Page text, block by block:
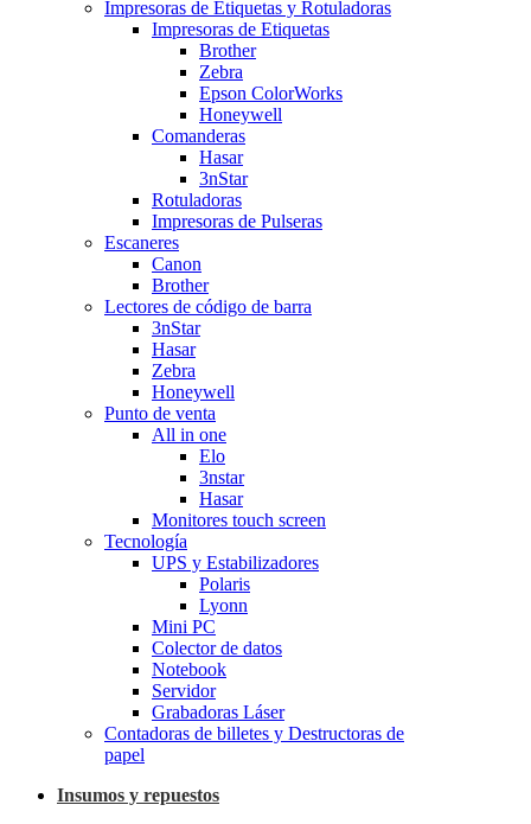
Impresoras de Etiquetas y Rotuladoras
Impresoras de Etiquetas
Brother
Zebra
Epson ColorWorks
Honeywell
Comanderas
Hasar
3nStar
Rotuladoras
Impresoras de Pulseras
Escaneres
Canon
Brother
Lectores de código de barra
3nStar
Hasar
Zebra
Honeywell
Punto de venta
All in one
Elo
3nstar
Hasar
Monitores touch screen
Tecnología
UPS y Estabilizadores
Polaris
Lyonn
Mini PC
Colector de datos
Notebook
Servidor
Grabadoras Láser
Contadoras de billetes y Destructoras de
papel
Insumos y repuestos